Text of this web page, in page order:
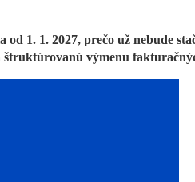
1. 1. 2027, prečo už nebude
štruktúrovanú výmenu